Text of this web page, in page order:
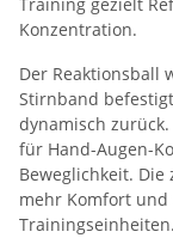
Konzentration.
Der Reaktionsball
Stirnband
dynamisch
für Hand-Augen-
Beweglichkeit.
mehr Komfort
Trainingseinheiten.